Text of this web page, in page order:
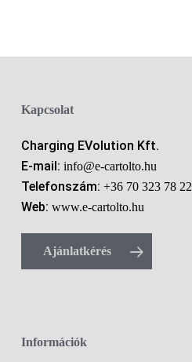
Kapcsolat
Charging EVolution Kft.
E-mail: info@e-cartolto.hu
Telefonszám: +36 70 323 78 22
Web: www.e-cartolto.hu
Ajánlatkérés
Információk